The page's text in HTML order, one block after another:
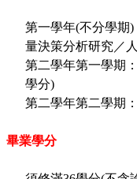
第一學年(不分學期
量決策分析研究／
第二學年第一學期
學分)
第二學年第二學期
畢業學分